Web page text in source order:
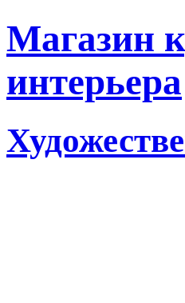
Магазин
интерьера